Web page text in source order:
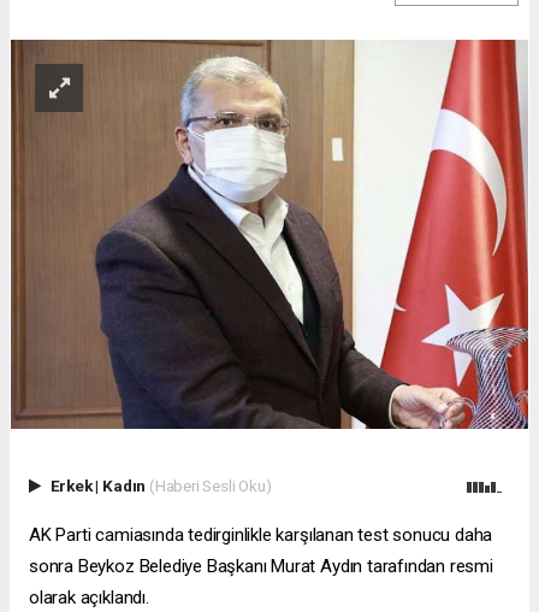
Erkek| Kadın (Haberi Sesli Oku)
AK Parti camiasında tedirginlikle karşılanan test sonucu daha
sonra Beykoz Belediye Başkanı Murat Aydın tarafından resmi
olarak açıklandı.